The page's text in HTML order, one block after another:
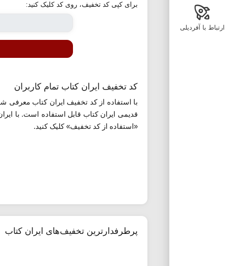
ارتباط با آفردیلی
برای کپی کد تخفیف، روی کد کلیک کنید:
کد تخفیف ایران کتاب تمام کاربران
قدیمی ایران کتاب قابل استفاده است. با
«استفاده از کد تخفیف» کلیک کنید.
پرطرفدارترین تخفیف‌های ایران کتاب